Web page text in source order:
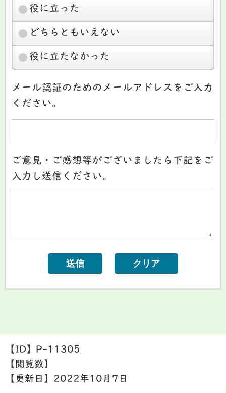
役に立った
どちらともいえない
役に立たなかった
メール認証のためのメールアドレスをご入力
ください。
ご意見・ご感想等がございましたら下記をご
入力し送信ください。
【ID】 P-11305
【閲覧数】
【更新日】 2022年10月7日